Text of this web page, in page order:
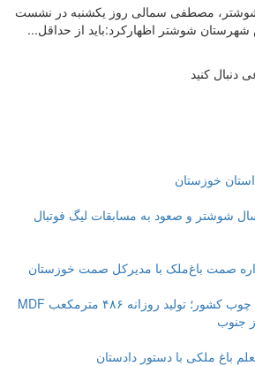
مصطفی سمالی روز یکشنبه در نشست
شوشتر اظهارکرد:باید از حداقل...
دنبال کنید
خوزستان
آبی پوشان ۱۵ سال شوشتر و صعود به مسابقات لیگ فوتبال
صمت باغ‌ملک با مدیرکل صمت خوزستان
ثبت رکورد تازه در صنعت چوب کشور؛ تولید روزانه ۴۸۶ مترمکعب MDF
جنوب
باغ ملکی با دستور دادستان